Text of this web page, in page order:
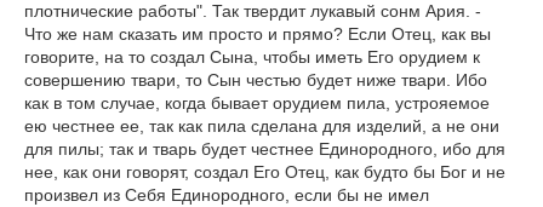
плотнические работы". Так твердит лукавый сонм Ария. -
Что же нам сказать им просто и прямо? Если Отец, как вы
говорите, на то создал Сына, чтобы иметь Его орудием к
совершению твари, то Сын честью будет ниже твари. Ибо
как в том случае, когда бывает орудием пила, устрояемое
ею честнее ее, так как пила сделана для изделий, а не они
для пилы; так и тварь будет честнее Единородного, ибо для
нее, как они говорят, создал Его Отец, как будто бы Бог и не
произвел из Себя Единородного, если бы не имел